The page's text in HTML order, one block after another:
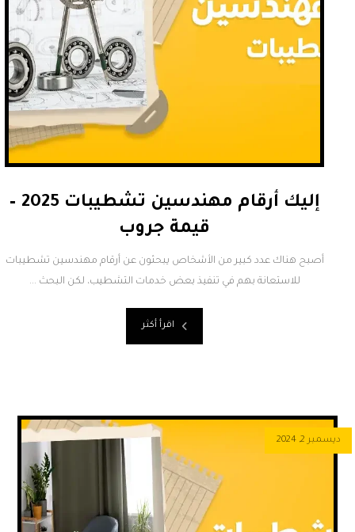
إليك أرقام مهندسين تشطيبات 2025 –
قيمة جروب
أصبح هناك عدد كبير من الأشخاص يبحثون عن أرقام مهندسين تشطيبات
للاستعانة بهم في تنفيذ بعض خدمات التشطيب، لكن البحث ...
اقرأ أكثر
ديسمبر 2, 2024